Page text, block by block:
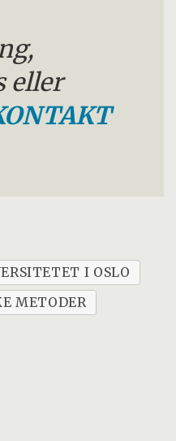
eller
I OSLO
METODER